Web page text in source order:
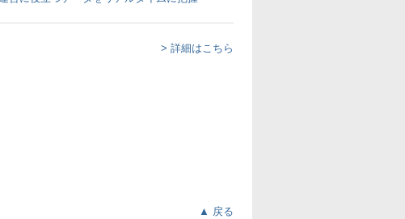
> 詳細はこちら
▲ 戻る